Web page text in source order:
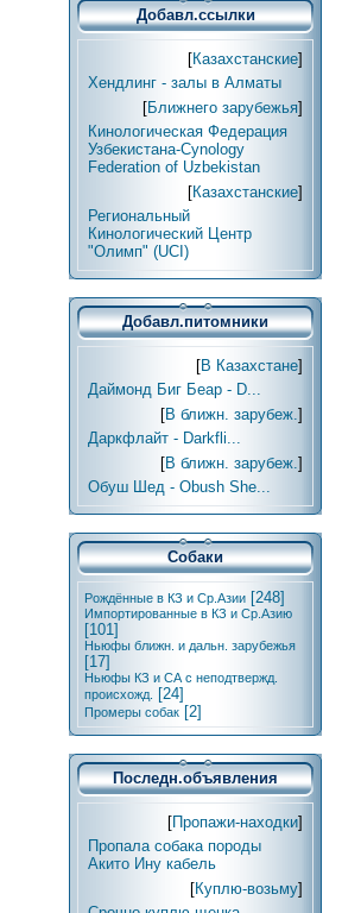
Добавл.ссылки
[Казахстанские]
Хендлинг - залы в Алматы
[Ближнего зарубежья]
Кинологическая Федерация
Узбекистана-Cynology
Federation of Uzbekistan
[Казахстанские]
Региональный
Кинологический Центр
"Олимп" (UCI)
Добавл.питомники
[В Казахстане]
Даймонд Биг Беар - D...
[В ближн. зарубеж.]
Даркфлайт - Darkfli...
[В ближн. зарубеж.]
Обуш Шед - Obush She...
Собаки
Рождённые в КЗ и Ср.Азии [248]
Импортированные в КЗ и Ср.Азию
[101]
Ньюфы ближн. и дальн. зарубежья
[17]
Ньюфы КЗ и СА с неподтвержд.
происхожд.
[24]
Промеры собак [2]
Последн.объявления
[Пропажи-находки]
Пропала собака породы
Акито Ину кабель
[Куплю-возьму]